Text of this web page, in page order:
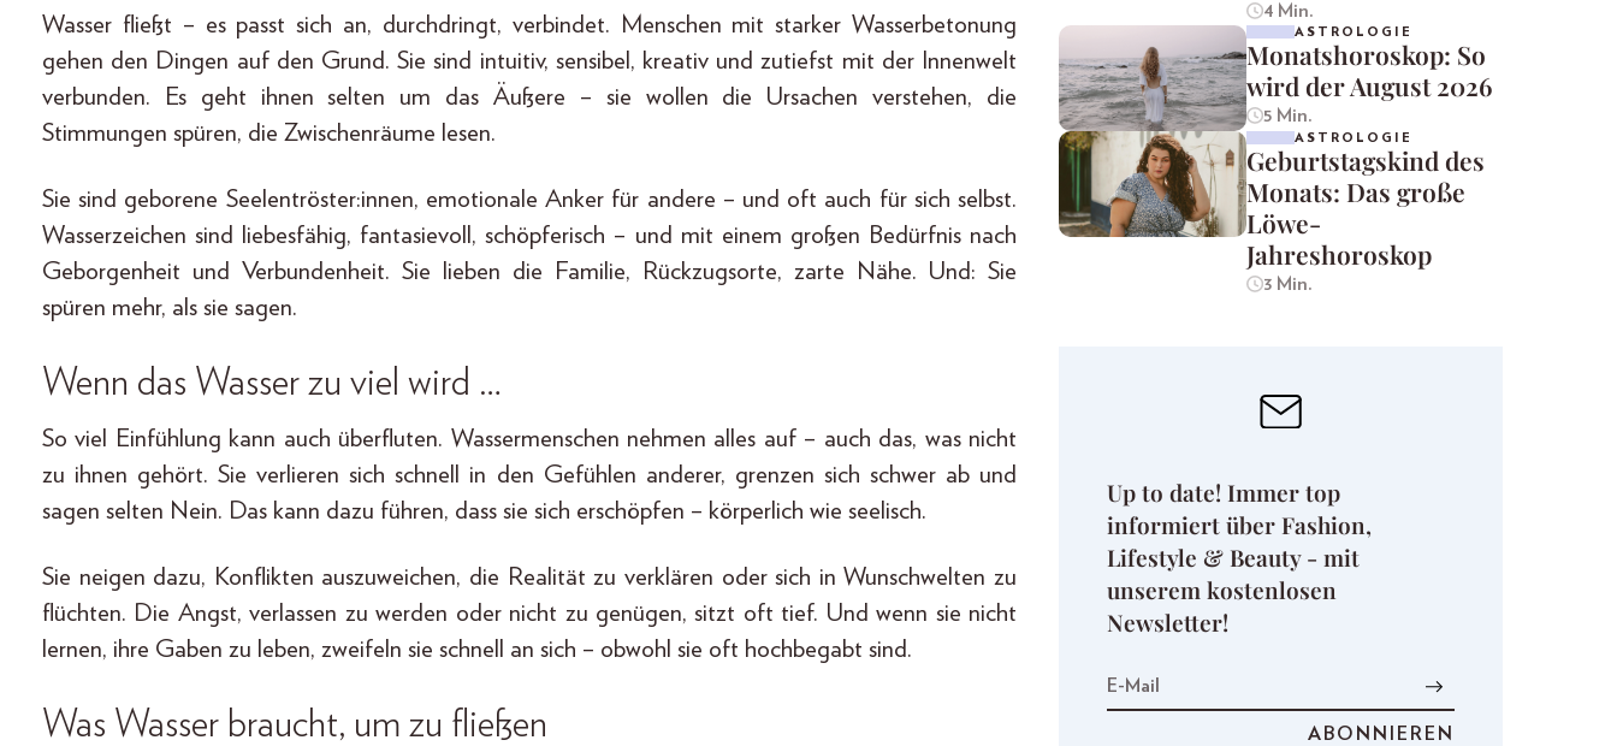
Wasser fließt – es passt sich an, durchdringt, verbindet. Menschen mit starker Wasserbetonung
gehen den Dingen auf den Grund. Sie sind intuitiv, sensibel, kreativ und zutiefst mit der Innenwelt
verbunden. Es geht ihnen selten um das Äußere – sie wollen die Ursachen verstehen, die
Stimmungen spüren, die Zwischenräume lesen.
Sie sind geborene Seelentröster:innen, emotionale Anker für andere – und oft auch für sich selbst.
Wasserzeichen sind liebesfähig, fantasievoll, schöpferisch – und mit einem großen Bedürfnis nach
Geborgenheit und Verbundenheit. Sie lieben die Familie, Rückzugsorte, zarte Nähe. Und: Sie
spüren mehr, als sie sagen.
Wenn das Wasser zu viel wird …
So viel Einfühlung kann auch überfluten. Wassermenschen nehmen alles auf – auch das, was nicht
zu ihnen gehört. Sie verlieren sich schnell in den Gefühlen anderer, grenzen sich schwer ab und
sagen selten Nein. Das kann dazu führen, dass sie sich erschöpfen – körperlich wie seelisch.
Sie neigen dazu, Konflikten auszuweichen, die Realität zu verklären oder sich in Wunschwelten zu
flüchten. Die Angst, verlassen zu werden oder nicht zu genügen, sitzt oft tief. Und wenn sie nicht
lernen, ihre Gaben zu leben, zweifeln sie schnell an sich – obwohl sie oft hochbegabt sind.
Was Wasser braucht, um zu fließen
4 Min.
ASTROLOGIE
Monatshoroskop: So
wird der August 2026
5 Min.
ASTROLOGIE
Geburtstagskind des
Monats: Das große
Löwe-
Jahreshoroskop
3 Min.
Up to date! Immer top
informiert über Fashion,
Lifestyle & Beauty - mit
unserem kostenlosen
Newsletter!